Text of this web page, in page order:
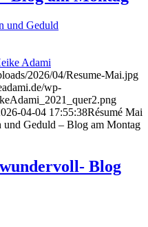
Adami
2026/04/Resume-Mai.jpg
wp-
04-04 17:55:38Résumé Mai
Geduld – Blog am Montag
Blog